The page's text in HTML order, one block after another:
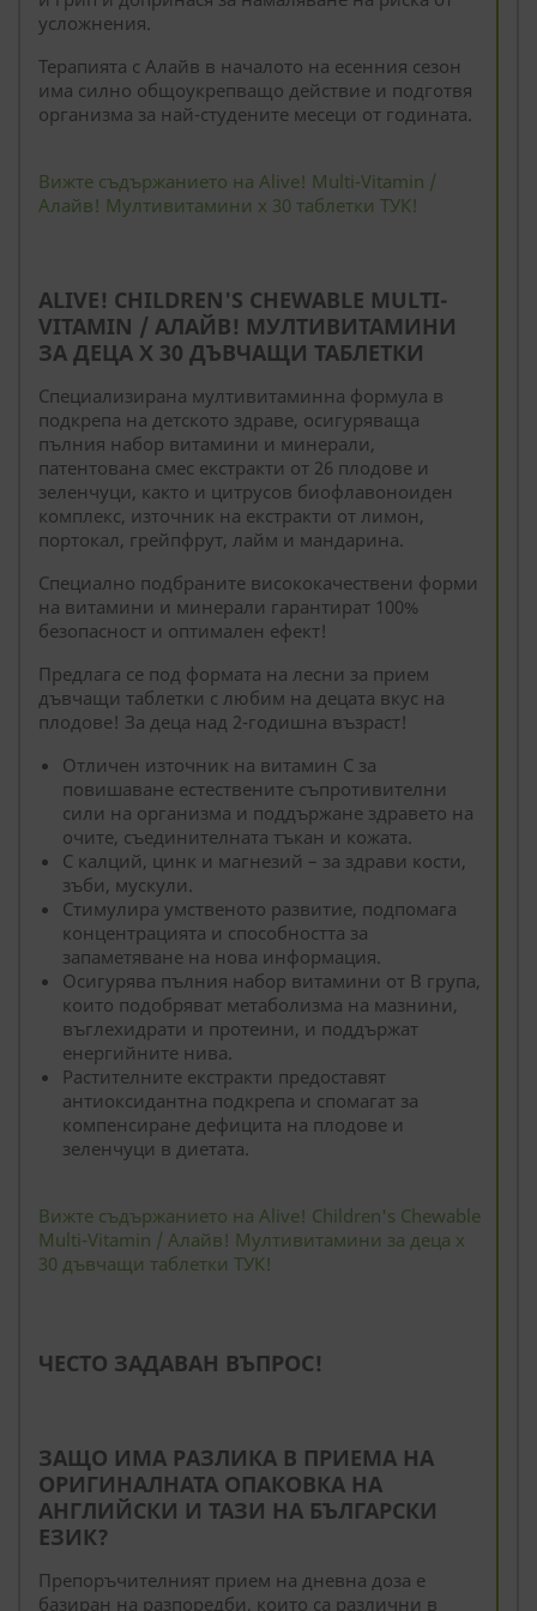
усложнения.
Терапията с Алайв в началото на есенния сезон
има силно общоукрепващо действие и подготвя
организма за най-студените месеци от годината.
Вижте съдържанието на Alive! Multi-Vitamin /
Алайв! Мултивитамини х 30 таблетки ТУК!
ALIVE! CHILDREN'S CHEWABLE MULTI-
VITAMIN / АЛАЙВ! МУЛТИВИТАМИНИ
ЗА ДЕЦА X 30 ДЪВЧАЩИ ТАБЛЕТКИ
Специализирана мултивитаминна формула в
подкрепа на детското здраве, осигуряваща
пълния набор витамини и минерали,
патентована смес екстракти от 26 плодове и
зеленчуци, както и цитрусов биофлавоноиден
комплекс, източник на екстракти от лимон,
портокал, грейпфрут, лайм и мандарина.
Специално подбраните висококачествени форми
на витамини и минерали гарантират 100%
безопасност и оптимален ефект!
Предлага се под формата на лесни за прием
дъвчащи таблетки с любим на децата вкус на
плодове! За деца над 2-годишна възраст!
Отличен източник на витамин C за
повишаване естествените съпротивителни
сили на организма и поддържане здравето на
очите, съединителната тъкан и кожата.
С калций, цинк и магнезий – за здрави кости,
зъби, мускули.
Стимулира умственото развитие, подпомага
концентрацията и способността за
запаметяване на нова информация.
Осигурява пълния набор витамини от В група,
които подобряват метаболизма на мазнини,
въглехидрати и протеини, и поддържат
енергийните нива.
Растителните екстракти предоставят
антиоксидантна подкрепа и спомагат за
компенсиране дефицита на плодове и
зеленчуци в диетата.
Вижте съдържанието на Alive! Children's Chewable
Multi-Vitamin / Алайв! Мултивитамини за деца x
30 дъвчащи таблетки ТУК!
ЧЕСТО ЗАДАВАН ВЪПРОС!
ЗАЩО ИМА РАЗЛИКА В ПРИЕМА НА
ОРИГИНАЛНАТА ОПАКОВКА НА
АНГЛИЙСКИ И ТАЗИ НА БЪЛГАРСКИ
ЕЗИК?
Препоръчителният прием на дневна доза е
базиран на разпоредби, които са различни в